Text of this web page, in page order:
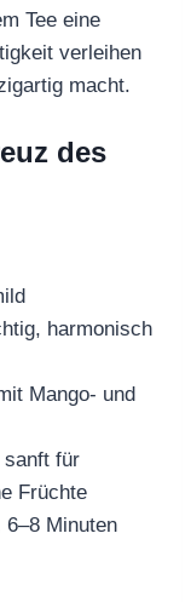
Tee eine
verleihen
macht.
des
harmonisch
Mango- und
sanft für
Früchte
6–8 Minuten